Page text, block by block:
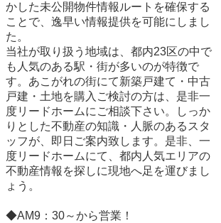
かした未公開物件情報ルートを確保する
ことで、逸早い情報提供を可能にしまし
た。
当社が取り扱う地域は、都内23区の中で
も人気のある駅・街が多いのが特徴で
す。あこがれの街にて新築戸建て・中古
戸建・土地を購入ご検討の方は、是非一
度リードホームにご相談下さい。しっか
りとした不動産の知識・人脈のあるスタ
ッフが、即日ご案内致します。是非、一
度リードホームにて、都内人気エリアの
不動産情報を探しに現地へ足を運びまし
ょう。
◆AM9：30～から営業！